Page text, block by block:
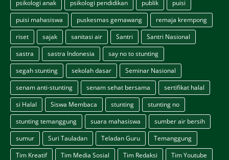
psikologi anak
psikologi pendidikan publik
puisi
puisi mahasiswa
puskesmas gemawang
remaja krempong
riset
sajak sanitasi air Santri
Santri Nasional
sastra
sastra Indonesia
say no to stunting
segah stunting
sekolah dasar
Seminar Nasional
senam anti-stunting
senam sehat bersama
sertifikat halal
si Halal
Siswa Membaca stunting
stunting no
stunting temanggung
suara mahasiswa
sumber air bersih
sumur
Suri Tauladan Teladan Guru
Temanggung
Tim Kreatif
Tim Media Sosial Tim Redaksi
Tim Youtube